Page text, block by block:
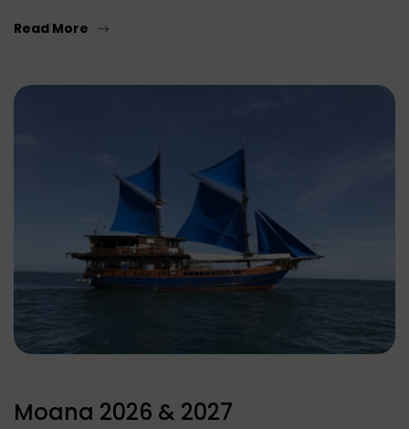
Read More
Moana 2026 & 2027